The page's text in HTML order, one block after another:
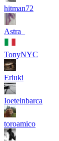
hitman72
Astra_
TonyNYC
Erluki
Ioeteinbarca
toroamico